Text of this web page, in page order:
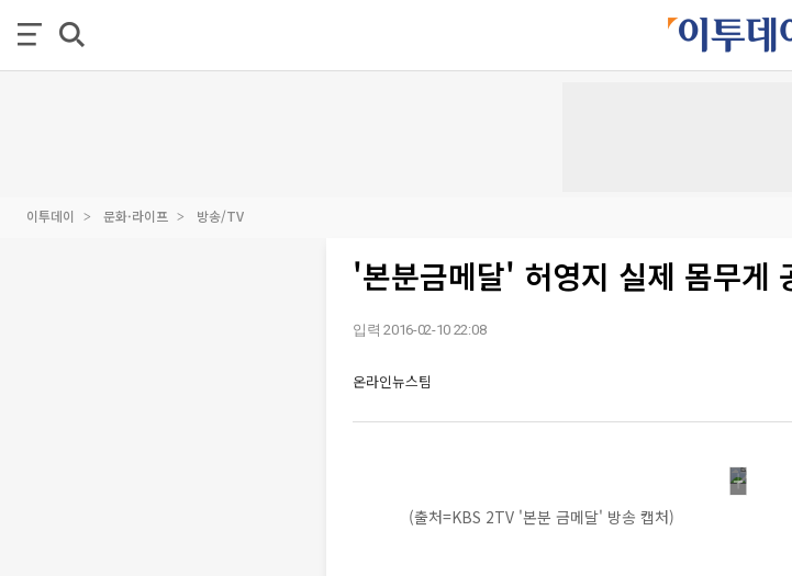
이투데이 문화·라이프 방송/TV
'본분금메달' 허영지 실제 몸무
입력 2016-02-10 22:08
온라인뉴스팀
(출처=KBS 2TV '본분 금메달' 방송 캡처)